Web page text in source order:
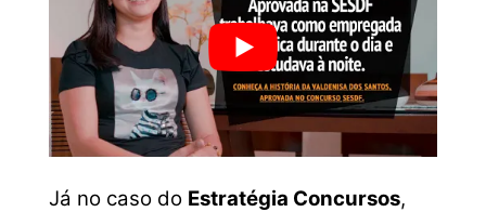
Já no caso do Estratégia Concursos,